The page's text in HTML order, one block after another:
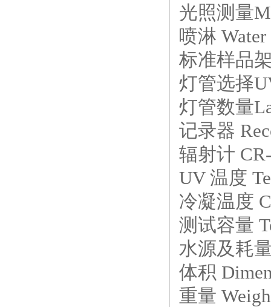
光照测量
喷淋 Water
标准样品
灯管选择
灯管数量
记录器
辐射计
UV 温度
冷凝温度
测试容量
水源及耗
体积
重量